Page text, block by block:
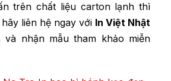
trên chất liệu carton lạnh thì
liên hệ ngay với In Việt Nhật
nhận mẫu tham khảo miễn